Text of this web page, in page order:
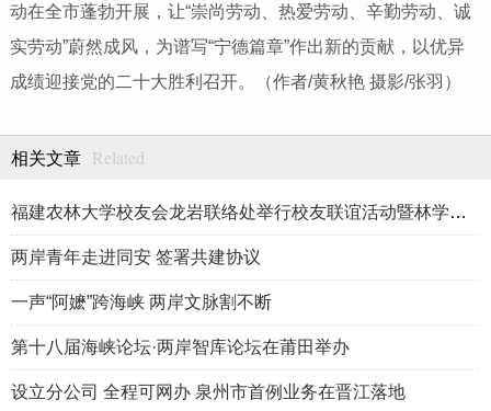
动在全市蓬勃开展，让“崇尚劳动、热爱劳动、辛勤劳动、诚
实劳动”蔚然成风，为谱写“宁德篇章”作出新的贡献，以优异
成绩迎接党的二十大胜利召开。（作者/黄秋艳 摄影/张羽）
相关文章 Related
福建农林大学校友会龙岩联络处举行校友联谊活动暨林学、生物医药
两岸青年走进同安 签署共建协议
一声“阿嬷”跨海峡 两岸文脉割不断
第十八届海峡论坛·两岸智库论坛在莆田举办
设立分公司 全程可网办 泉州市首例业务在晋江落地